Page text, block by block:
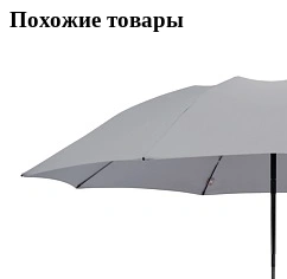
Похожие товары